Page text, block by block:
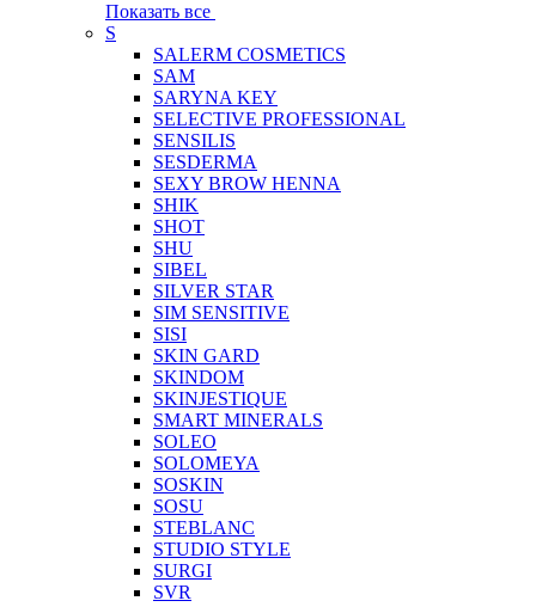
Показать все
S
SALERM COSMETICS
SAM
SARYNA KEY
SELECTIVE PROFESSIONAL
SENSILIS
SESDERMA
SEXY BROW HENNA
SHIK
SHOT
SHU
SIBEL
SILVER STAR
SIM SENSITIVE
SISI
SKIN GARD
SKINDOM
SKINJESTIQUE
SMART MINERALS
SOLEO
SOLOMEYA
SOSKIN
SOSU
STEBLANC
STUDIO STYLE
SURGI
SVR